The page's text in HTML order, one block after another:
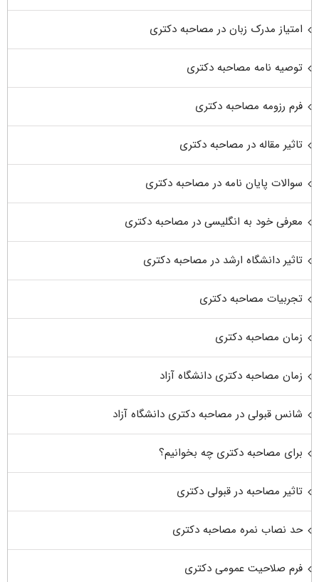
امتیاز مدرک زبان در مصاحبه دکتری
توصیه نامه مصاحبه دکتری
فرم رزومه مصاحبه دکتری
تاثیر مقاله در مصاحبه دکتری
سوالات پایان نامه در مصاحبه دکتری
معرفی خود به انگلیسی در مصاحبه دکتری
تاثیر دانشگاه ارشد در مصاحبه دکتری
تجربیات مصاحبه دکتری
زمان مصاحبه دکتری
زمان مصاحبه دکتری دانشگاه آزاد
شانس قبولی در مصاحبه دکتری دانشگاه آزاد
برای مصاحبه دکتری چه بخوانیم؟
تاثیر مصاحبه در قبولی دکتری
حد نصاب نمره مصاحبه دکتری
فرم صلاحیت عمومی دکتری